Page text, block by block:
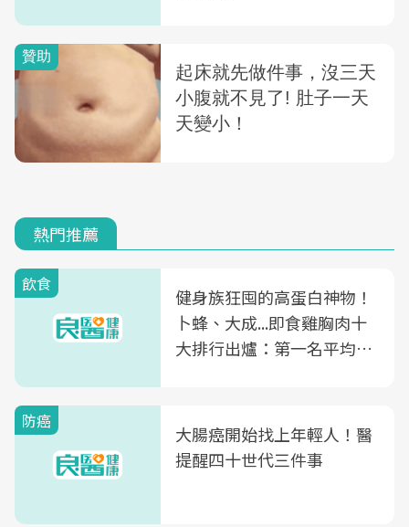
熱門推薦
飲食
健身族狂囤的高蛋白神物！
卜蜂、大成...即食雞胸肉十
大排行出爐：第一名平均一
防癌
大腸癌開始找上年輕人！醫
提醒四十世代三件事